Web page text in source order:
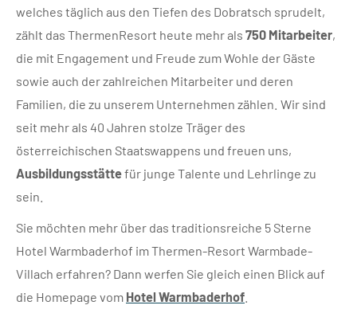
welches täglich aus den Tiefen des Dobratsch sprudelt,
zählt das ThermenResort heute mehr als 750 Mitarbeiter,
die mit Engagement und Freude zum Wohle der Gäste
sowie auch der zahlreichen Mitarbeiter und deren
Familien, die zu unserem Unternehmen zählen. Wir sind
seit mehr als 40 Jahren stolze Träger des
österreichischen Staatswappens und freuen uns,
Ausbildungsstättefür junge Talente und Lehrlinge zu
sein.
Sie möchten mehr über das traditionsreiche 5 Sterne
Hotel Warmbaderhof im Thermen-Resort Warmbade-
Villach erfahren? Dann werfen Sie gleich einen Blick auf
die Homepage vom Hotel Warmbaderhof